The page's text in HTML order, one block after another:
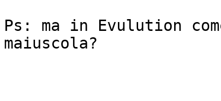
Ps: ma in Evulution
maiuscola?